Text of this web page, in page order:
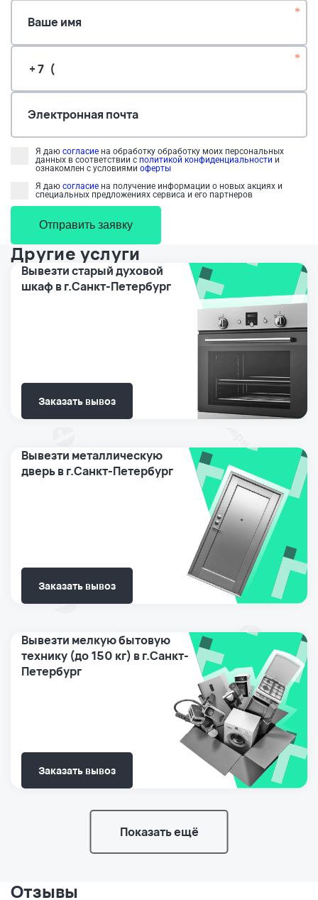
Ваше имя
*
*
Электронная почта
Я даю согласие на обработку обработку моих персональных
данных в соответствии с политикой конфиденциальности и
ознакомлен с условиями оферты
Я даю согласие на получение информации о новых акциях и
специальных предложениях сервиса и его партнеров
Отправить заявку
Другие услуги
Вывезти старый духовой
шкаф в г.Санкт-Петербург
Заказать вывоз
Вывезти металлическую
дверь в г.Санкт-Петербург
Заказать вывоз
Вывезти мелкую бытовую
технику (до 150 кг) в г.Санкт-
Петербург
Заказать вывоз
Показать ещё
Отзывы